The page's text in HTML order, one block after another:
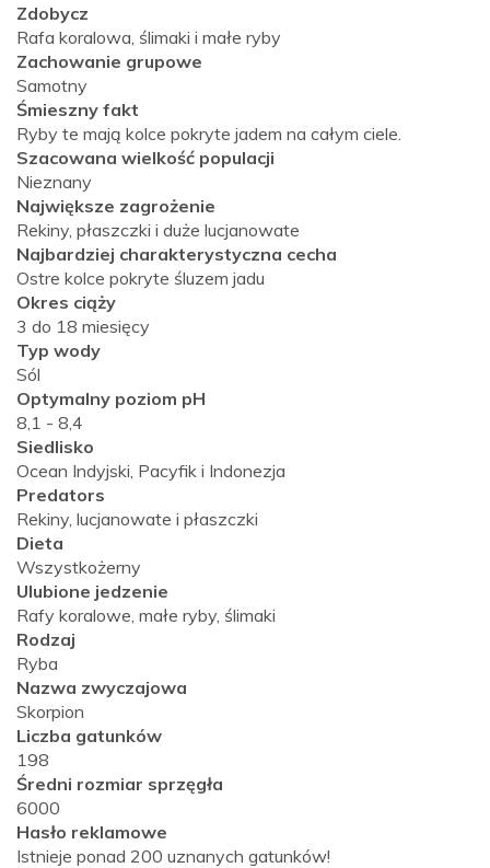
Zdobycz
Rafa koralowa, ślimaki i małe ryby
Zachowanie grupowe
Samotny
Śmieszny fakt
Ryby te mają kolce pokryte jadem na całym ciele.
Szacowana wielkość populacji
Nieznany
Największe zagrożenie
Rekiny, płaszczki i duże lucjanowate
Najbardziej charakterystyczna cecha
Ostre kolce pokryte śluzem jadu
Okres ciąży
3 do 18 miesięcy
Typ wody
Sól
Optymalny poziom pH
8,1 - 8,4
Siedlisko
Ocean Indyjski, Pacyfik i Indonezja
Predators
Rekiny, lucjanowate i płaszczki
Dieta
Wszystkożerny
Ulubione jedzenie
Rafy koralowe, małe ryby, ślimaki
Rodzaj
Ryba
Nazwa zwyczajowa
Skorpion
Liczba gatunków
198
Średni rozmiar sprzęgła
6000
Hasło reklamowe
Istnieje ponad 200 uznanych gatunków!